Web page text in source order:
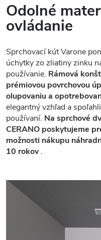
Odolné
ovládanie
Sprchovací kút Varone
úchytky zo zliatiny zinku
používanie. Rámová
prémiovou povrchovou
olupovaniu a
elegantný vzhľad a
používaní. Na sprchové
CERANO poskytujeme
možnosti nákupu
10 rokov.